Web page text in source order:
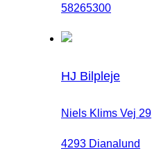
58265300
HJ Bilpleje
Niels Klims Vej 29
4293 Dianalund